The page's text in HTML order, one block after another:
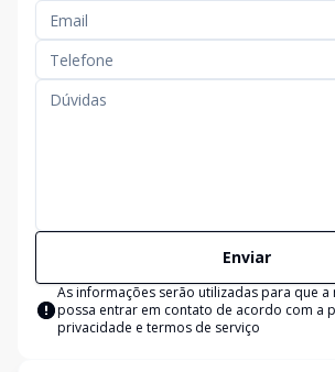
Enviar
As informações serão utilizadas para que a
possa entrar em contato de acordo com a
privacidade e termos de serviço